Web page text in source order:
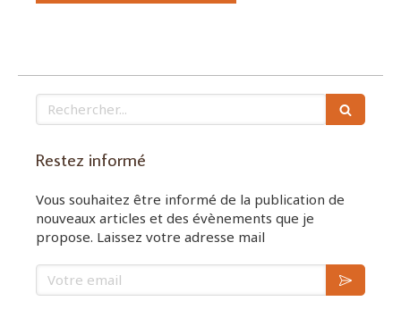
Rechercher
Restez informé
Vous souhaitez être informé de la publication de
nouveaux articles et des évènements que je
propose. Laissez votre adresse mail
Votre email